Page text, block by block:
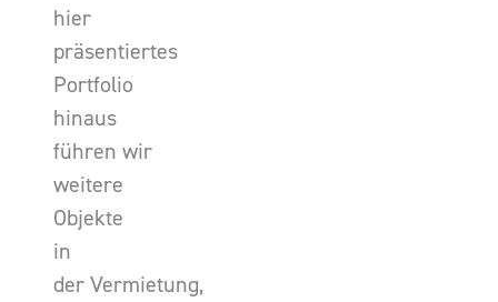
hier
präsentiertes
Portfolio
hinaus
führen wir
weitere
Objekte
in
der Vermietung,